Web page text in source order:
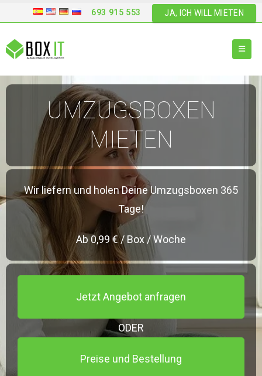
693 915 553 JA, ICH WILL MIETEN
UMZUGSBOXEN
MIETEN
Wir liefern und holen Deine Umzugsboxen 365
Tage!
Ab 0,99 € / Box / Woche
Jetzt Angebot anfragen
ODER
Preise und Bestellung